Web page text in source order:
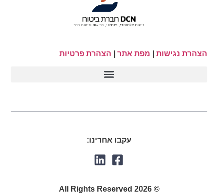
הצהרת נגישות| מפת אתר| הצהרת פרטיות
עקבו אחרינו:
© 2026 All Rights Reserved